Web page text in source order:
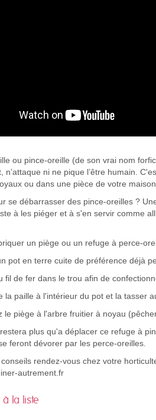
ou pince-oreille (de son vrai nom
n’attaque ni ne pique l’être humain.
ou dans une pièce de votre maison.
se débarrasser des pince-oreilles ?
à les piéger et à s'en servir comme
un piège ou un refuge à perce-
pot en terre cuite de préférence déjà
fil de fer dans le trou afin de
la paille à l'intérieur du pot et la tasser
le piège à l'arbre fruitier à noyau
plus qu'a déplacer ce refuge à
feront dévorer par les perce-oreilles.
rendez-vous chez votre
autrement.fr
à la liste